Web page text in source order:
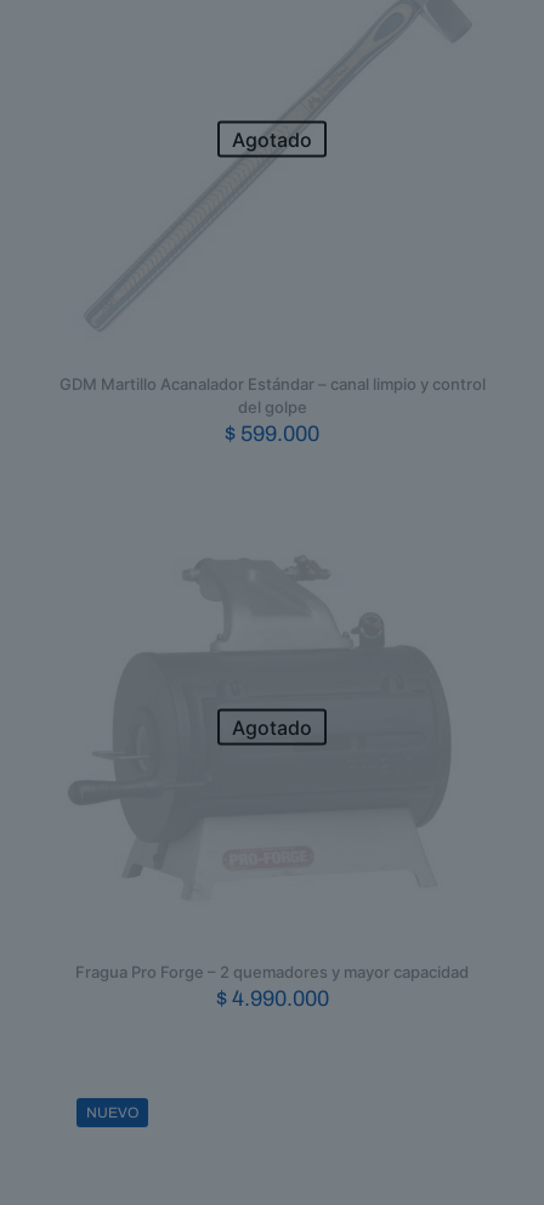
Agotado
GDM Martillo Acanalador Estándar – canal limpio y control
del golpe
$ 599.000
Agotado
Fragua Pro Forge – 2 quemadores y mayor capacidad
$4.990.000
NUEVO